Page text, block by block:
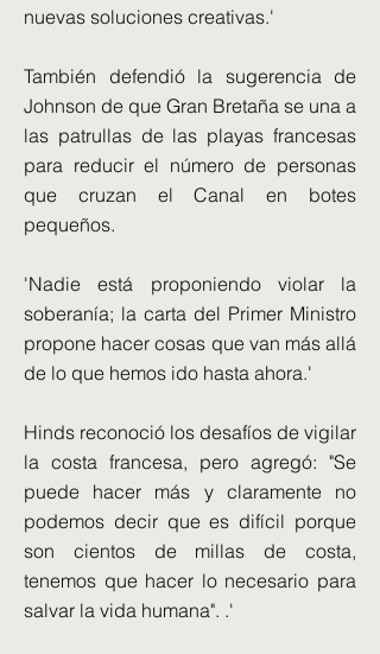
nuevas soluciones creativas.'
También defendió la sugerencia de
Johnson de que Gran Bretaña se una a
las patrullas de las playas francesas
para reducir el número de personas
que cruzan el Canal en botes
pequeños.
'Nadie está proponiendo violar la
soberanía; la carta del Primer Ministro
propone hacer cosas que van más allá
de lo que hemos ido hasta ahora.'
Hinds reconoció los desafíos de vigilar
la costa francesa, pero agregó: "Se
puede hacer más y claramente no
podemos decir que es difícil porque
son cientos de millas de costa,
tenemos que hacer lo necesario para
salvar la vida humana". .'